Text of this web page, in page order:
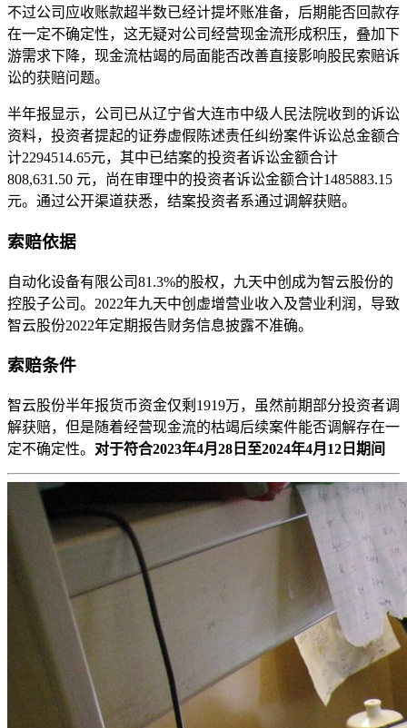
不过公司应收账款超半数已经计提坏账准备，后期能否回款存
在一定不确定性，这无疑对公司经营现金流形成积压，叠加下
游需求下降，现金流枯竭的局面能否改善直接影响股民索赔诉
讼的获赔问题。
半年报显示，公司已从辽宁省大连市中级人民法院收到的诉讼
资料，投资者提起的证券虚假陈述责任纠纷案件诉讼总金额合
计2294514.65元，其中已结案的投资者诉讼金额合计
808,631.50 元，尚在审理中的投资者诉讼金额合计1485883.15
元。通过公开渠道获悉，结案投资者系通过调解获赔。
索赔依据
自动化设备有限公司81.3%的股权，九天中创成为智云股份的
控股子公司。2022年九天中创虚增营业收入及营业利润，导致
智云股份2022年定期报告财务信息披露不准确。
索赔条件
智云股份半年报货币资金仅剩1919万，虽然前期部分投资者调
解获赔，但是随着经营现金流的枯竭后续案件能否调解存在一
定不确定性。 对于符合2023年4月28日至2024年4月12日期间